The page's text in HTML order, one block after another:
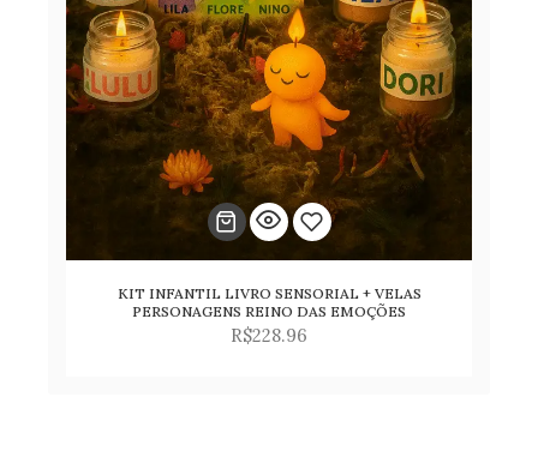
KIT INFANTIL LIVRO SENSORIAL + VELAS
PERSONAGENS REINO DAS EMOÇÕES
R$228.96
Adicionar
para